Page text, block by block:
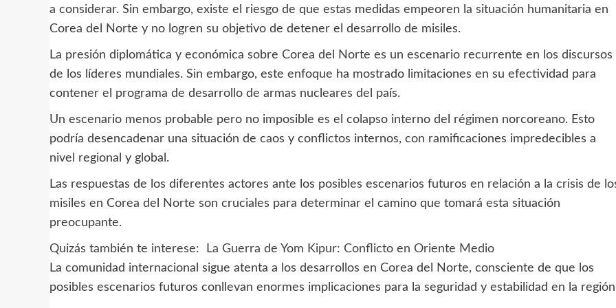
a considerar. Sin embargo, existe el riesgo de que estas medidas empeoren la situación humanitaria en
Corea del Norte y no logren su objetivo de detener el desarrollo de misiles.
La presión diplomática y económica sobre Corea del Norte es un escenario recurrente en los discursos
de los líderes mundiales. Sin embargo, este enfoque ha mostrado limitaciones en su efectividad para
contener el programa de desarrollo de armas nucleares del país.
Un escenario menos probable pero no imposible es el colapso interno del régimen norcoreano. Esto
podría desencadenar una situación de caos y conflictos internos, con ramificaciones impredecibles a
nivel regional y global.
Las respuestas de los diferentes actores ante los posibles escenarios futuros en relación a la crisis de
misiles en Corea del Norte son cruciales para determinar el camino que tomará esta situación
preocupante.
Quizás también te interese:
La Guerra de Yom Kipur: Conflicto en Oriente Medio
La comunidad internacional sigue atenta a los desarrollos en Corea del Norte, consciente de que los
posibles escenarios futuros conllevan enormes implicaciones para la seguridad y estabilidad en la